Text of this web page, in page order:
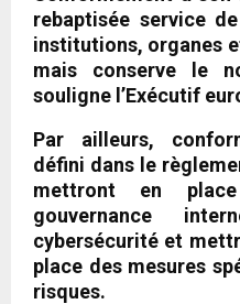
rebaptisée service
institutions, organes
mais conserve le
souligne l’Exécutif
Par ailleurs,
défini dans le
mettront en
gouvernance
cybersécurité et
place des mesures
risques.